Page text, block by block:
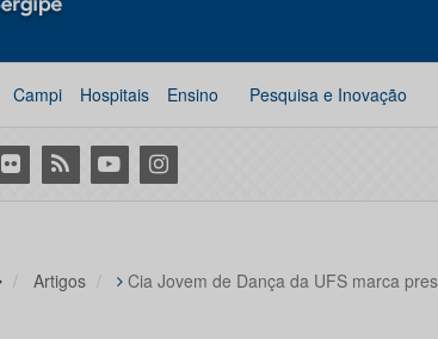
Campi Hospitais Ensino Pesquisa e Inovação
Flickr RSS YoutubeInstagram
Artigos Cia Jovem de Dança da UFS marca